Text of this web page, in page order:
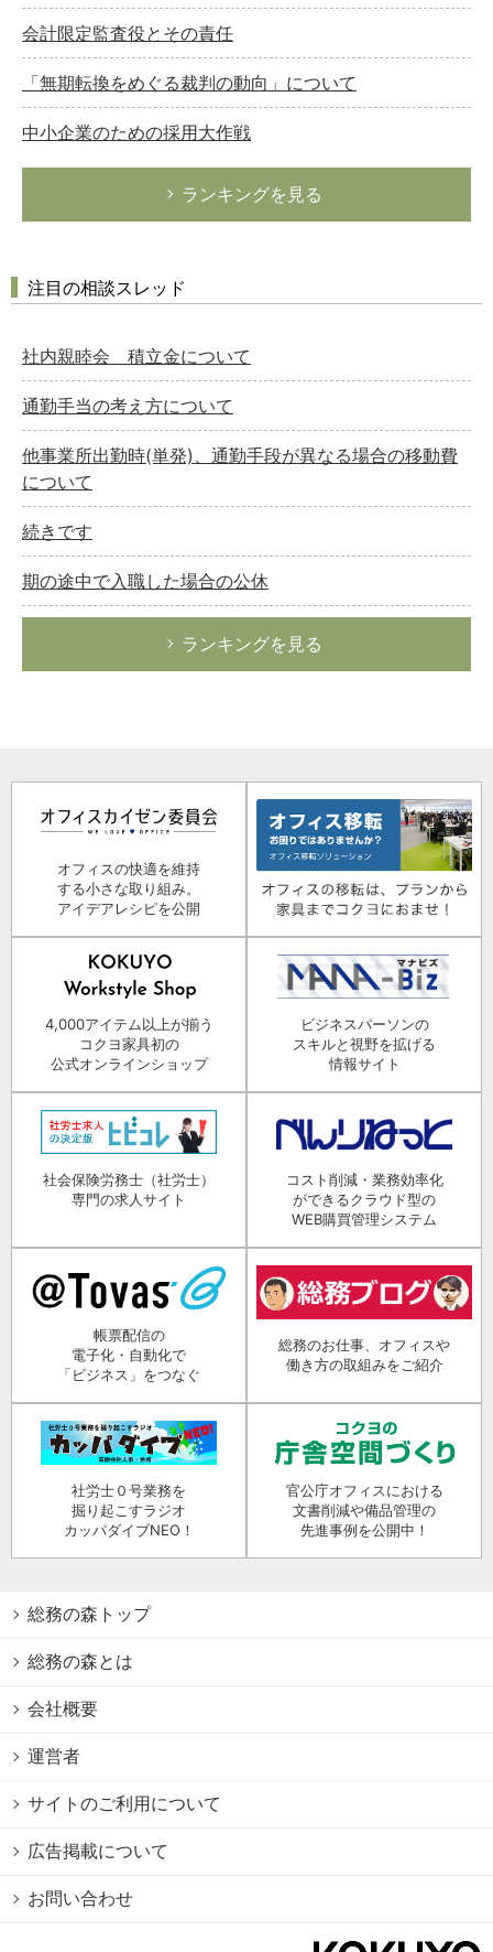
会計限定監査役とその責任
「無期転換をめぐる裁判の動向」について
中小企業のための採用大作戦
ランキングを見る
注目の相談スレッド
社内親睦会 積立金について
通勤手当の考え方について
他事業所出勤時(単発)、通勤手段が異なる場合の移動費
について
続きです
期の途中で入職した場合の公休
ランキングを見る
オフィスの快適を維持
する小さな取り組み。
アイデアレシピを公開
4,000アイテム以上が揃う
コクヨ家具初の
公式オンラインショップ
ビジネスパーソンの
スキルと視野を拡げる
情報サイト
社会保険労務士（社労士）
専門の求人サイト
コスト削減・業務効率化
ができるクラウド型の
WEB購買管理システム
帳票配信の
電子化・自動化で
「ビジネス」をつなぐ
総務のお仕事、オフィスや
働き方の取組みをご紹介
社労士０号業務を
掘り起こすラジオ
カッパダイブNEO！
官公庁オフィスにおける
文書削減や備品管理の
先進事例を公開中！
総務の森トップ
総務の森とは
会社概要
運営者
サイトのご利用について
広告掲載について
お問い合わせ